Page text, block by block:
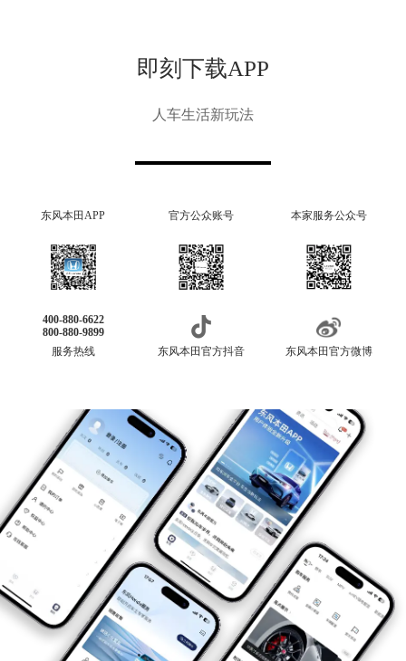
即刻下载APP
人车生活新玩法
东风本田APP 官方公众账号 本家服务公众号
400-880-6622
800-880-9899
服务热线
东风本田官方抖音 东风本田官方微博